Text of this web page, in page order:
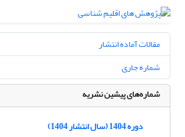
مقالات آماده انتشار
شماره جاری
شماره‌های پیشین نشریه
دوره 1404 (سال انتشار 1404)